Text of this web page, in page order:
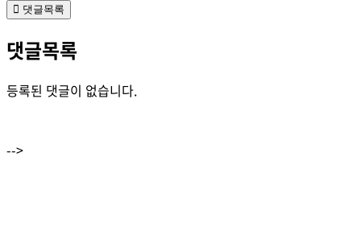
댓글목록
댓글목록
등록된 댓글이 없습니다.
-->